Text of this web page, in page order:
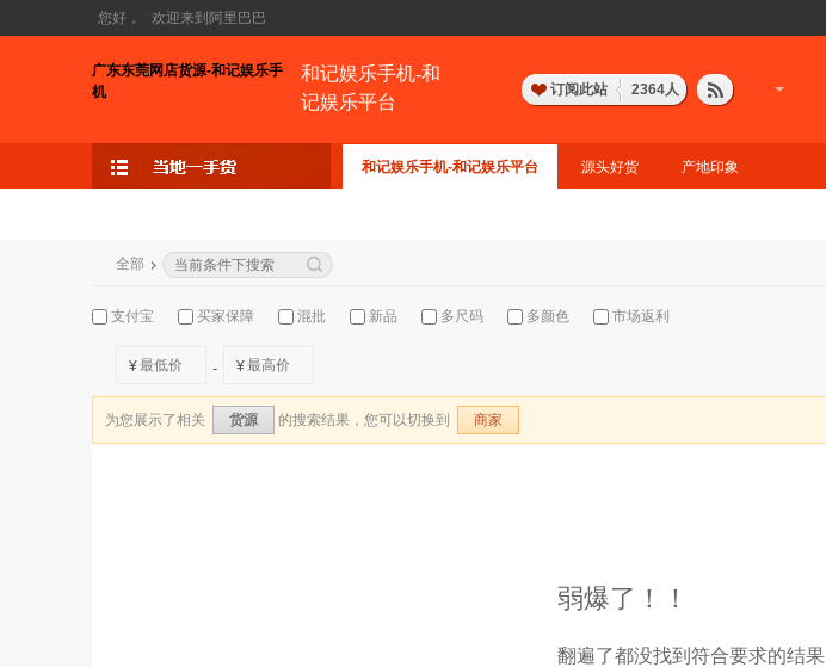
您好， 欢迎来到阿里巴巴
广东东莞网店货源-和记娱乐手
机
和记娱乐手机-和
记娱乐平台
订阅此站 2364人
和记娱乐手机-和记娱乐平台 源头好货 产地印象
全部
支付宝 买家保障 混批 新品 多尺码 多颜色 市场返利
¥ - ¥
为您展示了相关 货源 的搜索结果，您可以切换到 商家
弱爆了！！
翻遍了都没找到符合要求的结果